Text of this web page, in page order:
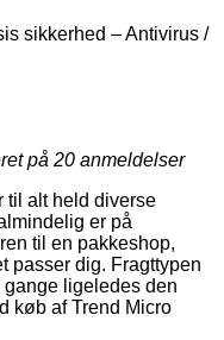
sikkerhed – Antivirus /
på 20 anmeldelser
til alt held diverse
er på
til en pakkeshop,
passer dig. Fragttypen
ligeledes den
køb af Trend Micro